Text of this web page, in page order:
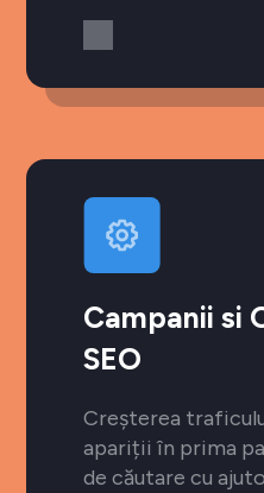
Campanii si
SEO
Creșterea
apariții în prima
de căutare cu